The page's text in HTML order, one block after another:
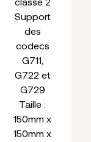
Support
des
codecs
G711,
G722 et
G729
Taille :
150mm x
150mm x